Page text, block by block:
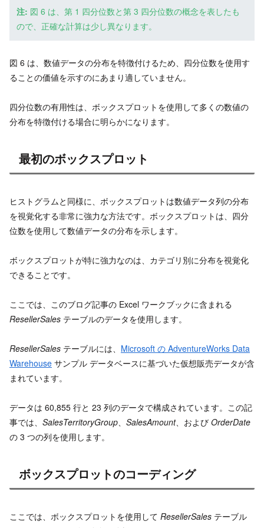
注: 図 6 は、第 1 四分位数と第 3 四分位数の概念を表したも
ので、正確な計算は少し異なります。
図 6 は、数値データの分布を特徴付けるため、四分位数を使用す
ることの価値を示すのにあまり適していません。
四分位数の有用性は、ボックスプロットを使用して多くの数値の
分布を特徴付ける場合に明らかになります。
最初のボックスプロット
ヒストグラムと同様に、ボックスプロットは数値データ列の分布
を視覚化する非常に強力な方法です。ボックスプロットは、四分
位数を使用して数値データの分布を示します。
ボックスプロットが特に強力なのは、カテゴリ別に分布を視覚化
できることです。
ここでは、このブログ記事の Excel ワークブックに含まれる
ResellerSales テーブルのデータを使用します。
ResellerSales テーブルには、 Microsoft の AdventureWorks Data
Warehouse サンプル データベースに基づいた仮想販売データが含
まれています。
データは 60,855 行と 23 列のデータで構成されています。この記
事では、 SalesTerritoryGroup SalesAmount、および OrderDate
の 3 つの列を使用します。
ボックスプロットのコーディング
ここでは、ボックスプロットを使用して ResellerSales テーブル